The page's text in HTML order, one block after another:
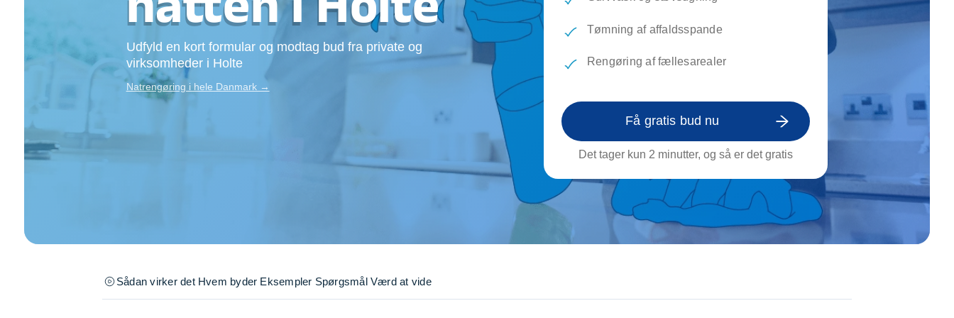
Opsætning af skillevæg
Rengøring
Tømrer
Træfældning
Transport af genstande
Tunge løft
TV installation og opsætning
Underholdning
Vinduespudsning VVS
Se alle...
Udfyld en kort formular og modtag bud fra private og
virksomheder i Holte
Natrengøring i hele Danmark →
Tømning af affaldsspande
Rengøring af fællesarealer
Få gratis bud nu
Det tager kun 2 minutter, og så er det gratis
Sådan virker det Hvem byder Eksempler Spørgsmål Værd at vide